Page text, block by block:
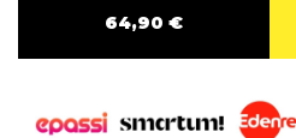
64,90 €